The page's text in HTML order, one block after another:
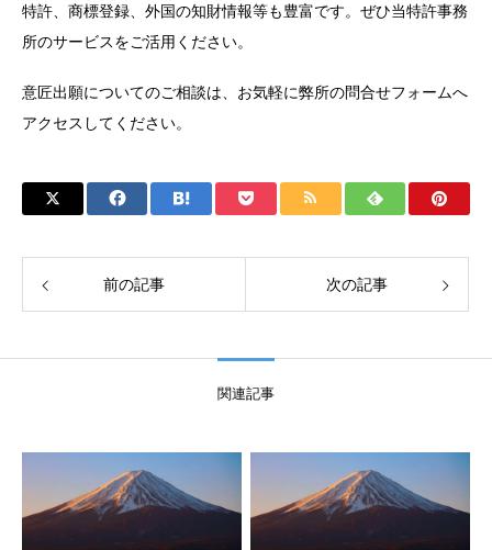
特許、商標登録、外国の知財情報等も豊富です。ぜひ当特許事務
所のサービスをご活用ください。
意匠出願についてのご相談は、お気軽に弊所の問合せフォームへ
アクセスしてください。
前の記事 次の記事
関連記事